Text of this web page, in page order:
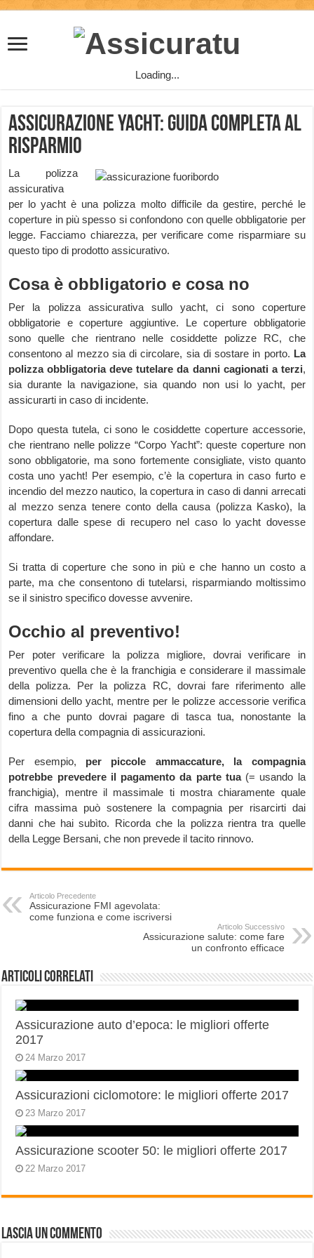
Loading...
Assicurazione Yacht: guida completa al
risparmio
La polizza
assicurativa
per lo yacht è una polizza molto difficile da gestire, perché le
coperture in più spesso si confondono con quelle obbligatorie per
legge. Facciamo chiarezza, per verificare come risparmiare su
questo tipo di prodotto assicurativo.
Cosa è obbligatorio e cosa no
Per la polizza assicurativa sullo yacht, ci sono coperture
obbligatorie e coperture aggiuntive. Le coperture obbligatorie
sono quelle che rientrano nelle cosiddette polizze RC, che
consentono al mezzo sia di circolare, sia di sostare in porto. La
polizza obbligatoria deve tutelare da danni cagionati a terzi,
sia durante la navigazione, sia quando non usi lo yacht, per
assicurarti in caso di incidente.
Dopo questa tutela, ci sono le cosiddette coperture accessorie,
che rientrano nelle polizze “Corpo Yacht”: queste coperture non
sono obbligatorie, ma sono fortemente consigliate, visto quanto
costa uno yacht! Per esempio, c’è la copertura in caso furto e
incendio del mezzo nautico, la copertura in caso di danni arrecati
al mezzo senza tenere conto della causa (polizza Kasko), la
copertura dalle spese di recupero nel caso lo yacht dovesse
affondare.
Si tratta di coperture che sono in più e che hanno un costo a
parte, ma che consentono di tutelarsi, risparmiando moltissimo
se il sinistro specifico dovesse avvenire.
Occhio al preventivo!
Per poter verificare la polizza migliore, dovrai verificare in
preventivo quella che è la franchigia e considerare il massimale
della polizza. Per la polizza RC, dovrai fare riferimento alle
dimensioni dello yacht, mentre per le polizze accessorie verifica
fino a che punto dovrai pagare di tasca tua, nonostante la
copertura della compagnia di assicurazioni.
Per esempio, per piccole ammaccature, la compagnia
potrebbe prevedere il pagamento da parte tua(= usando la
franchigia), mentre il massimale ti mostra chiaramente quale
cifra massima può sostenere la compagnia per risarcirti dai
danni che hai subìto. Ricorda che la polizza rientra tra quelle
della Legge Bersani, che non prevede il tacito rinnovo.
Articolo Precedente
Assicurazione FMI agevolata:
come funziona e come iscriversi
Articolo Successivo
Assicurazione salute: come fare
un confronto efficace
Articoli correlati
Assicurazione auto d’epoca: le migliori offerte
2017
24 Marzo 2017
Assicurazioni ciclomotore: le migliori offerte 2017
23 Marzo 2017
Assicurazione scooter 50: le migliori offerte 2017
22 Marzo 2017
Lascia un commento